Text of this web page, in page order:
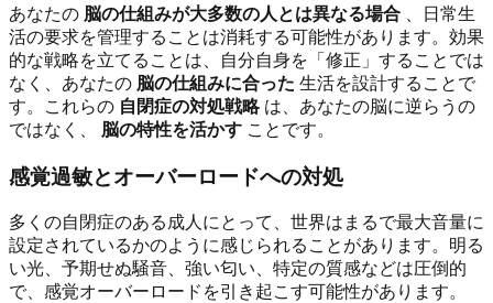
あなたの 脳の仕組みが大多数の人とは異なる場合 、日常生
活の要求を管理することは消耗する可能性があります。効果
的な戦略を立てることは、自分自身を「修正」することでは
なく、あなたの 脳の仕組みに合った 生活を設計することで
す。これらの 自閉症の対処戦略は、あなたの脳に逆らうの
ではなく、 脳の特性を活かす ことです。
感覚過敏とオーバーロードへの対処
多くの自閉症のある成人にとって、世界はまるで最大音量に
設定されているかのように感じられることがあります。明る
い光、予期せぬ騒音、強い匂い、特定の質感などは圧倒的
で、感覚オーバーロードを引き起こす可能性があります。